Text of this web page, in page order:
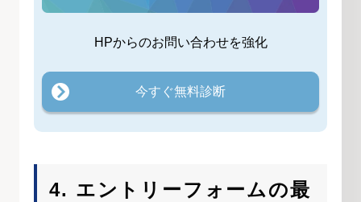
HPからのお問い合わせを強化
今すぐ無料診断
4. エントリーフォームの最